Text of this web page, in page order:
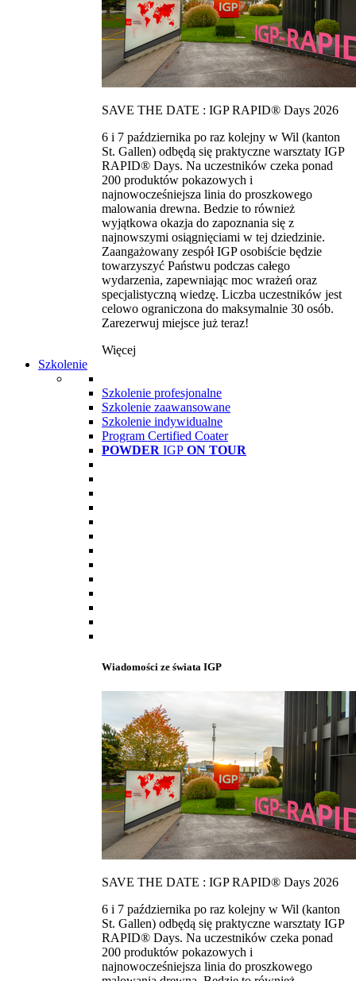
SAVE THE DATE : IGP RAPID® Days 2026
6 i 7 października po raz kolejny w Wil (kanton
St. Gallen) odbędą się praktyczne warsztaty IGP
RAPID® Days. Na uczestników czeka ponad
200 produktów pokazowych i
najnowocześniejsza linia do proszkowego
malowania drewna. Bedzie to również
wyjątkowa okazja do zapoznania się z
najnowszymi osiągnięciami w tej dziedzinie.
Zaangażowany zespół IGP osobiście będzie
towarzyszyć Państwu podczas całego
wydarzenia, zapewniając moc wrażeń oraz
specjalistyczną wiedzę. Liczba uczestników jest
celowo ograniczona do maksymalnie 30 osób.
Zarezerwuj miejsce już teraz!
Więcej
Szkolenie
Szkolenie profesjonalne
Szkolenie zaawansowane
Szkolenie indywidualne
Program Certified Coater
POWDER IGP ON TOUR
Wiadomości ze świata IGP
SAVE THE DATE : IGP RAPID® Days 2026
6 i 7 października po raz kolejny w Wil (kanton
St. Gallen) odbędą się praktyczne warsztaty IGP
RAPID® Days. Na uczestników czeka ponad
200 produktów pokazowych i
najnowocześniejsza linia do proszkowego